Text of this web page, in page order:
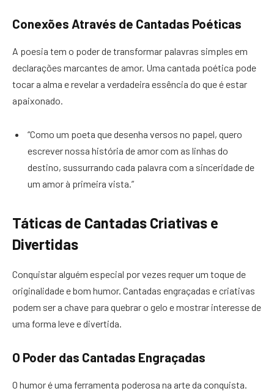
Conexões Através de Cantadas Poéticas
A poesia tem o poder de transformar palavras simples em
declarações marcantes de amor. Uma cantada poética pode
tocar a alma e revelar a verdadeira essência do que é estar
apaixonado.
“Como um poeta que desenha versos no papel, quero
escrever nossa história de amor com as linhas do
destino, sussurrando cada palavra com a sinceridade de
um amor à primeira vista.”
Táticas de Cantadas Criativas e
Divertidas
Conquistar alguém especial por vezes requer um toque de
originalidade e bom humor. Cantadas engraçadas e criativas
podem ser a chave para quebrar o gelo e mostrar interesse de
uma forma leve e divertida.
O Poder das Cantadas Engraçadas
O humor é uma ferramenta poderosa na arte da conquista.